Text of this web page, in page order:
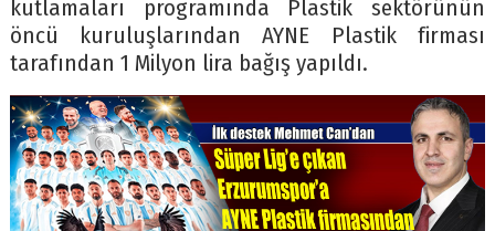
kutlamaları programında Plastik sektörünün
öncü kuruluşlarından AYNE Plastik firması
tarafından 1 Milyon lira bağış yapıldı.